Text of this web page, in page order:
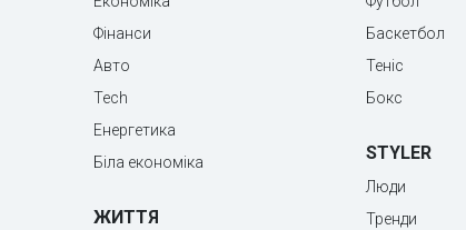
Фінанси
Авто
Tech
Енергетика
Біла економіка
ЖИТТЯ
Баскетбол
Теніс
Бокс
STYLER
Люди
Тренди